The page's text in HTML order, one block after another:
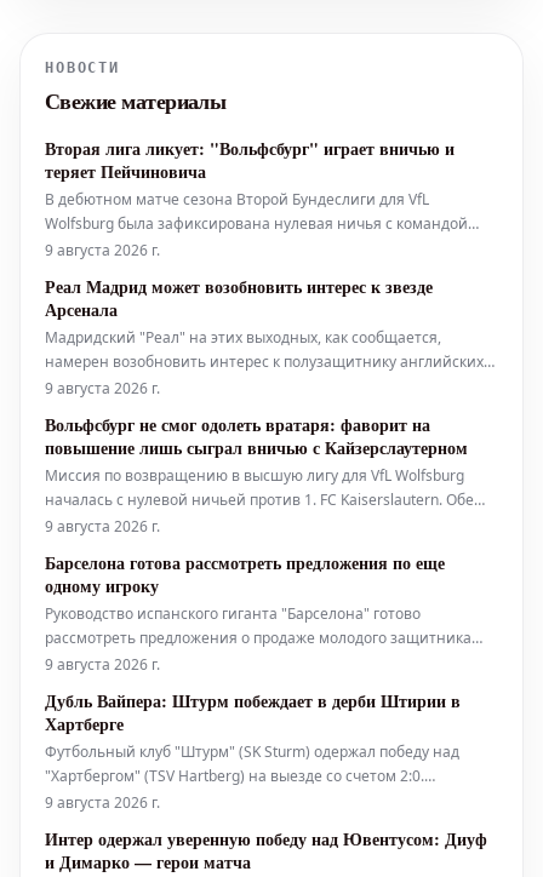
были отклонены. Имя полузащитника
НОВОСТИ
Свежие материалы
Вторая лига ликует: "Вольфсбург" играет вничью и
теряет Пейчиновича
В дебютном матче сезона Второй Бундеслиги для VfL
Wolfsburg была зафиксирована нулевая ничья с командой
"Кайзерслаутерн". После игры в смешанной зоне своими
стало известно, что Дзенан Пейчинович покидает клуб и
присоединится к "Штутгарту".
9 августа 2026 г.
Реал Мадрид может возобновить интерес к звезде
Арсенала
Мадридский "Реал" на этих выходных, как сообщается,
намерен возобновить интерес к полузащитнику английских
чемпионов "Арсенала". Речь идет о звезде "канониров"
серьезный удар на трансферном рынке, узнав о решении
Родри из "Манчестер
9 августа 2026 г.
Вольфсбург не смог одолеть вратаря: фаворит на
повышение лишь сыграл вничью с Кайзерслаутерном
Миссия по возвращению в высшую лигу для VfL Wolfsburg
началась с нулевой ничьей против 1. FC Kaiserslautern. Обе
команды имели шансы на победу, но ни вратарь Цилински,
9 августа 2026 г.
Барселона готова рассмотреть предложения по еще
одному игроку
Руководство испанского гиганта "Барселона" готово
рассмотреть предложения о продаже молодого защитника
Эктора Форта до конца лета. Это происходит на фоне
команде Ханси Флика. За последние 24 часа Рональд Араухо
достиг соглашения о переходе в
9 августа 2026 г.
Дубль Вайпера: Штурм побеждает в дерби Штирии в
Хартберге
Футбольный клуб "Штурм" (SK Sturm) одержал победу над
"Хартбергом" (TSV Hartberg) на выезде со счетом 2:0.
Решающие голы в матче забил вышедший на замену игрок по
результативных передач от Зайдля.
9 августа 2026 г.
Интер одержал уверенную победу над Ювентусом: Диуф
и Димарко — герои матча